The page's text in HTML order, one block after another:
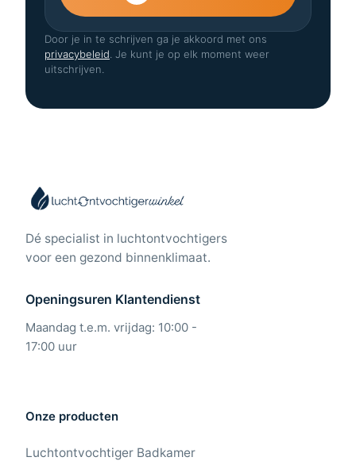
Door je in te schrijven ga je akkoord met ons
privacybeleid . Je kunt je op elk moment weer
uitschrijven.
Dé specialist in luchtontvochtigers
voor een gezond binnenklimaat.
Openingsuren Klantendienst
Maandag t.e.m. vrijdag: 10:00 -
17:00 uur
Onze producten
Luchtontvochtiger Badkamer